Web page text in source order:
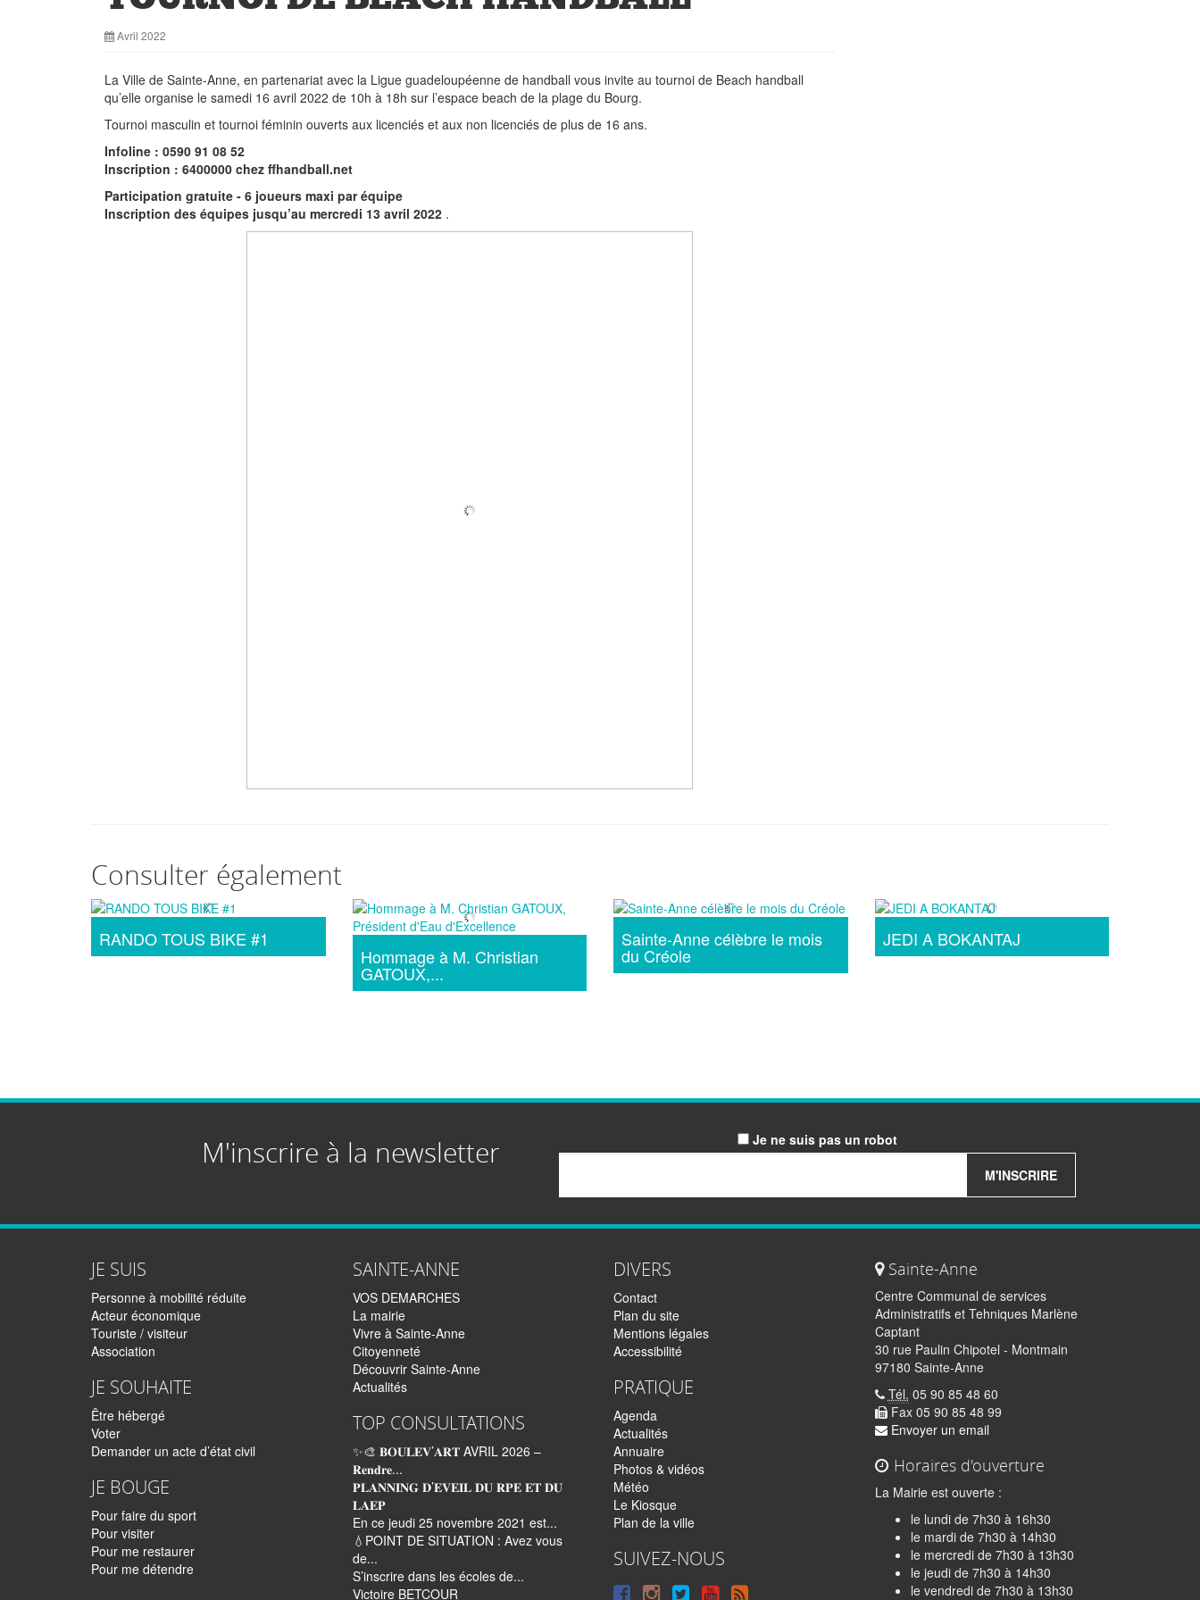
Avril 2022
La Ville de Sainte-Anne, en partenariat avec la Ligue guadeloupéenne de handball vous invite au tournoi de Beach handball
qu’elle organise le samedi 16 avril 2022 de 10h à 18h sur l’espace beach de la plage du Bourg.
Tournoi masculin et tournoi féminin ouverts aux licenciés et aux non licenciés de plus de 16 ans.
Infoline : 0590 91 08 52
Inscription : 6400000 chez ffhandball.net
Participation gratuite - 6 joueurs maxi par équipe
Inscription des équipes jusqu’au mercredi 13 avril 2022 .
Consulter également
RANDO TOUS BIKE #1
Hommage à M. Christian
GATOUX,...
Sainte-Anne célèbre le mois
du Créole
JEDI A BOKANTAJ
M'inscrire à la newsletter
Je ne suis pas un robot
M'INSCRIRE
JE SUIS
Personne à mobilité réduite
Acteur économique
Touriste / visiteur
Association
JE SOUHAITE
Être hébergé
Voter
Demander un acte d’état civil
JE BOUGE
Pour faire du sport
Pour visiter
Pour me restaurer
Pour me détendre
SAINTE-ANNE
VOS DEMARCHES
La mairie
Vivre à Sainte-Anne
Citoyenneté
Découvrir Sainte-Anne
Actualités
TOP CONSULTATIONS
✨🎨 𝐁𝐎𝐔𝐋𝐄𝐕’𝐀𝐑𝐓 AVRIL 2026 –
𝐑𝐞𝐧𝐝𝐫𝐞...
𝐏𝐋𝐀𝐍𝐍𝐈𝐍𝐆 𝐃’𝐄𝐕𝐄𝐈𝐋 𝐃𝐔 𝐑𝐏𝐄 𝐄𝐓 𝐃𝐔
𝐋𝐀𝐄𝐏
En ce jeudi 25 novembre 2021 est...
💧POINT DE SITUATION : Avez vous
de...
S’inscrire dans les écoles de...
Victoire BETCOUR
DIVERS
Contact
Plan du site
Mentions légales
Accessibilité
PRATIQUE
Agenda
Actualités
Annuaire
Photos & vidéos
Météo
Le Kiosque
Plan de la ville
SUIVEZ-NOUS
SuivreSuivreSuivreSyndiquer
Sainte-Anne
Centre Communal de services
Administratifs et Tehniques Marlène
Captant
30 rue Paulin Chipotel - Montmain
97180 Sainte-Anne
Tél. 05 90 85 48 60
Fax 05 90 85 48 99
Envoyer un email
Horaires d'ouverture
La Mairie est ouverte :
le lundi de 7h30 à 16h30
le mardi de 7h30 à 14h30
le mercredi de 7h30 à 13h30
le jeudi de 7h30 à 14h30
le vendredi de 7h30 à 13h30